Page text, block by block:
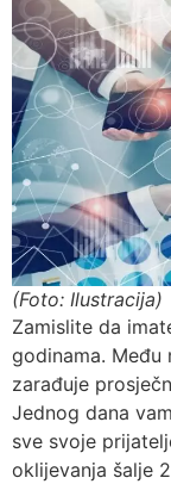
(Foto: Ilustracija)
Zamislite da
godinama. Među
zarađuje
Jednog dana
sve svoje
oklijevanja šalje